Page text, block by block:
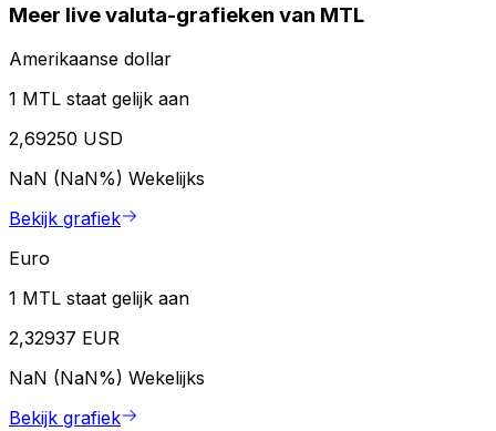
Meer live valuta-grafieken van MTL
Amerikaanse dollar
1 MTL staat gelijk aan
2,69250 USD
NaN (NaN%) Wekelijks
Bekijk grafiek
Euro
1 MTL staat gelijk aan
2,32937 EUR
NaN (NaN%) Wekelijks
Bekijk grafiek